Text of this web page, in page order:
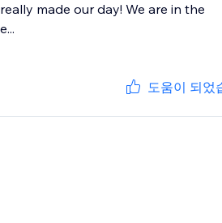
made our day! We are in the
도움이 되었